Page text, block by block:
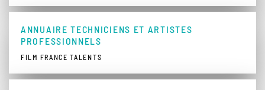
ANNUAIRE TECHNICIENS ET ARTISTES
PROFESSIONNELS
FILM FRANCE TALENTS